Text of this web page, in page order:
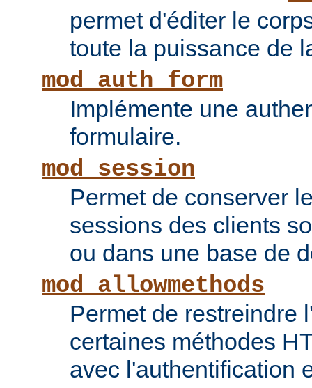
permet d'éditer le
toute la puissance de
mod_auth_form
Implémente une
formulaire.
mod_session
Permet de conserver
sessions des clients
ou dans une base de
mod_allowmethods
Permet de restreindre
certaines méthodes
avec l'authentification